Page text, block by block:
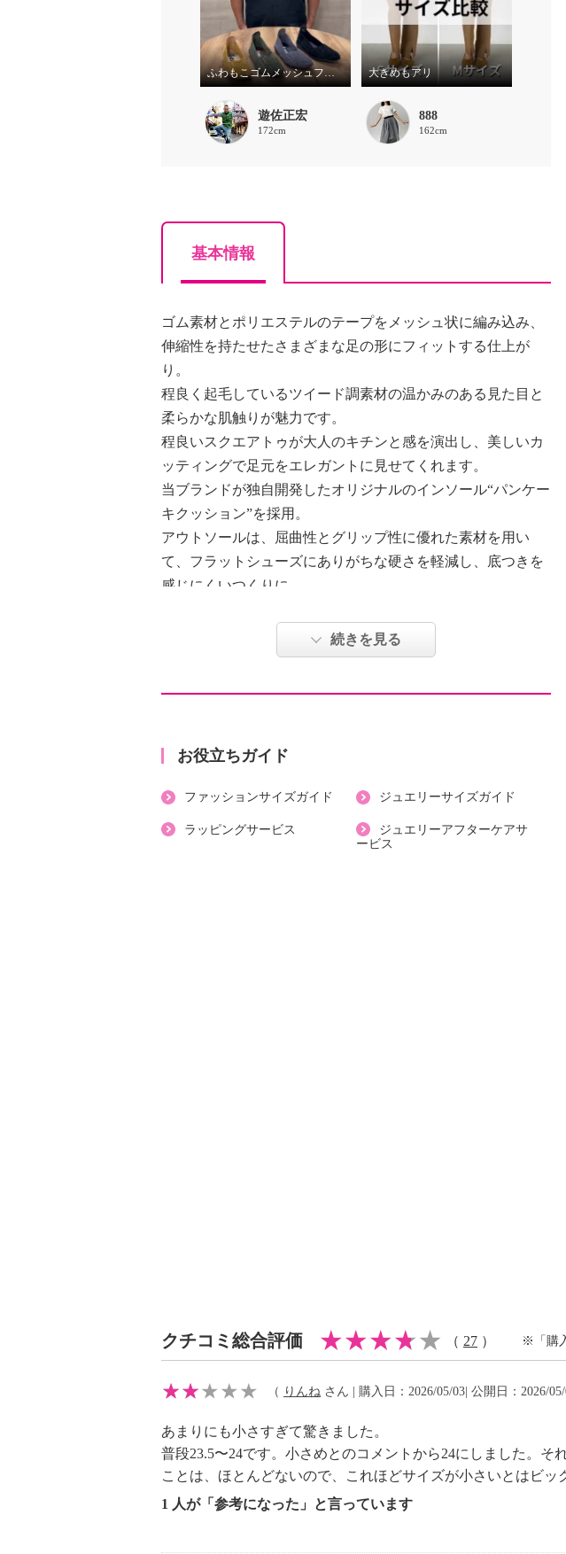
ふわもこゴムメッシュフラットシューズ説明動画
遊佐正宏
172cm
大きめもアリ
888
162cm
基本情報
ゴム素材とポリエステルのテープをメッシュ状に編み込み、
伸縮性を持たせたさまざまな足の形にフィットする仕上が
り。
程良く起毛しているツイード調素材の温かみのある見た目と
柔らかな肌触りが魅力です。
程良いスクエアトゥが大人のキチンと感を演出し、美しいカ
ッティングで足元をエレガントに見せてくれます。
当ブランドが独自開発したオリジナルのインソール“パンケー
キクッション”を採用。
アウトソールは、屈曲性とグリップ性に優れた素材を用い
て、フラットシューズにありがちな硬さを軽減し、底つきを
感じにくいつくりに。
のがポイント（インソールの水洗いは不可）。
コンパクトに収まり持ち運びしやすく、旅先でのセカンドシ
・外側：ポリエステル
・アウトソール：合成ゴム
【サイズ（ワイズ）】
続きを見る
お役立ちガイド
ファッションサイズガイド ジュエリーサイズガイド
ラッピングサービス
ジュエリーアフターケアサ
ービス
クチコミ総合評価 （ 27 ） ※「購
（ りんね さん | 購入日：2026/05/03| 公開日：2026/05/
あまりにも小さすぎて驚きました。
普段23.5〜24です。小さめとのコメントから24にしました。そ
ことは、ほとんどないので、これほどサイズが小さいとはビッ
1 人が「参考になった」と言っています